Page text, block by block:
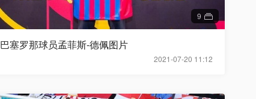
9
2021-07-20 11:12
巴塞罗那球员孟菲斯-德佩图片